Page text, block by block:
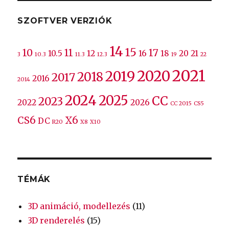
SZOFTVER VERZIÓK
3 10 10.3 10.5 11 11.3 12 12.3 14 15 16 17 18 19 20 21 22
2014 2016 20172018201920202021
2022 2023 20242025 2026 CC CC 2015 CS5
CS6 DC R20 X6 X8 X10
TÉMÁK
3D animáció, modellezés (11)
3D renderelés (15)